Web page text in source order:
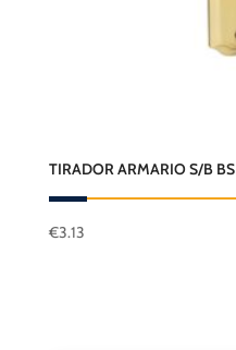
TIRADOR ARMARIO S/B BS
€3.13